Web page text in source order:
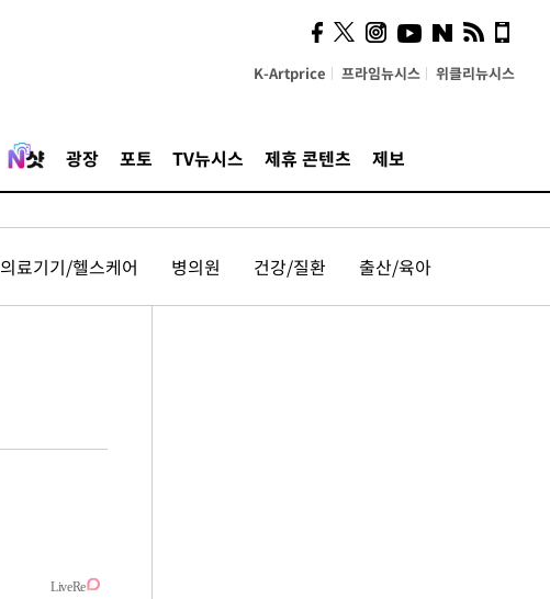
K-Artprice 프라임뉴시스 위클리뉴시스
광장 포토 TV뉴시스 제휴 콘텐츠 제보
의료기기/헬스케어 병의원 건강/질환 출산/육아